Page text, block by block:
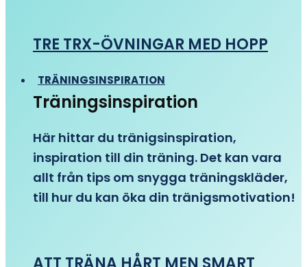
TRE TRX-ÖVNINGAR MED HOPP
TRÄNINGSINSPIRATION
Träningsinspiration
Här hittar du tränigsinspiration,
inspiration till din träning. Det kan vara
allt från tips om snygga träningskläder,
till hur du kan öka din tränigsmotivation!